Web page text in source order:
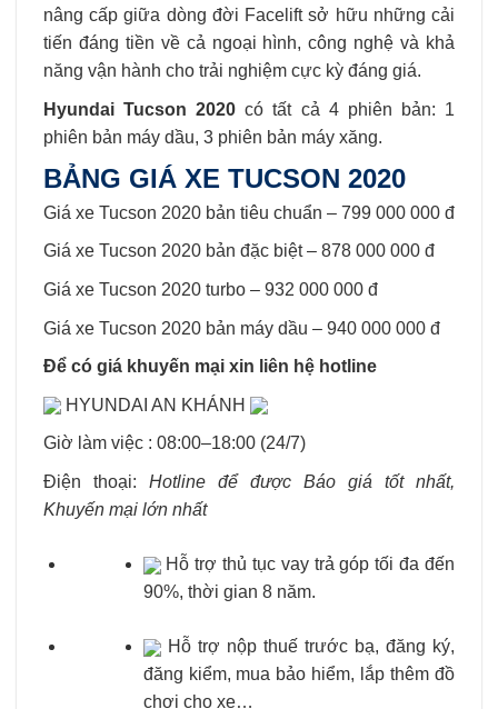
nâng cấp giữa dòng đời Facelift sở hữu những cải
tiến đáng tiền về cả ngoại hình, công nghệ và khả
năng vận hành cho trải nghiệm cực kỳ đáng giá.
Hyundai Tucson 2020 có tất cả 4 phiên bản: 1
phiên bản máy dầu, 3 phiên bản máy xăng.
BẢNG GIÁ XE TUCSON 2020
Giá xe Tucson 2020 bản tiêu chuẩn – 799 000 000 đ
Giá xe Tucson 2020 bản đặc biệt – 878 000 000 đ
Giá xe Tucson 2020 turbo – 932 000 000 đ
Giá xe Tucson 2020 bản máy dầu – 940 000 000 đ
Để có giá khuyến mại xin liên hệ hotline
HYUNDAI AN KHÁNH
Giờ làm việc : 08:00–18:00 (24/7)
Điện thoại: Hotline để được Báo giá tốt nhất,
Khuyến mại lớn nhất
Hỗ trợ thủ tục vay trả góp tối đa đến
90%, thời gian 8 năm.
Hỗ trợ nộp thuế trước bạ, đăng ký,
đăng kiểm, mua bảo hiểm, lắp thêm đồ
chơi cho xe…